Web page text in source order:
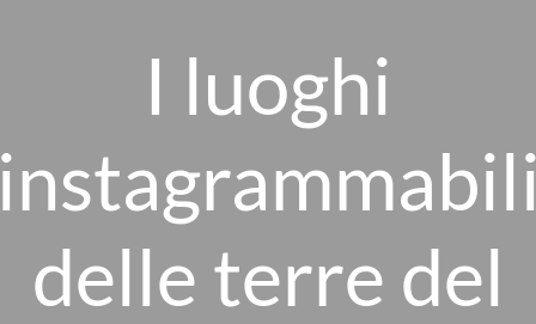
I luoghi
delle terre del